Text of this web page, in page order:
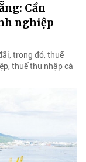
Cần
nghiệp
trong đó, thuế
thuế thu nhập cá